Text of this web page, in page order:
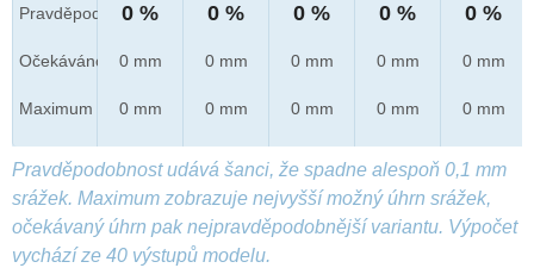
Pravděpod.
Očekáváno
Maximum
0 %
0 mm
0 mm
0 %
0 mm
0 mm
0 %
0 mm
0 mm
0 %
0 mm
0 mm
0 %
0 mm
0 mm
Pravděpodobnost udává šanci, že spadne alespoň 0,1 mm
srážek. Maximum zobrazuje nejvyšší možný úhrn srážek,
očekávaný úhrn pak nejpravděpodobnější variantu. Výpočet
vychází ze 40 výstupů modelu.